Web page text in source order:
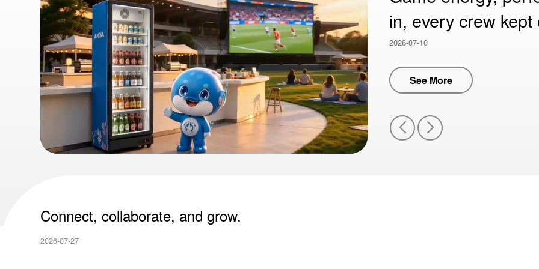
Cold Room
2026-07-17
See More
in, every crew kept
2026-07-10
See More
Connect, collaborate, and grow.
2026-07-27